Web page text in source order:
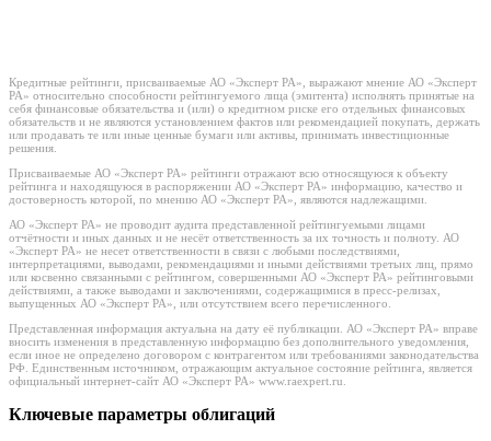
Кредитные рейтинги, присваиваемые АО «Эксперт РА», выражают мнение АО «Эксперт
РА» относительно способности рейтингуемого лица (эмитента) исполнять принятые на
себя финансовые обязательства и (или) о кредитном риске его отдельных финансовых
обязательств и не являются установлением фактов или рекомендацией покупать, держать
или продавать те или иные ценные бумаги или активы, принимать инвестиционные
решения.
Присваиваемые АО «Эксперт РА» рейтинги отражают всю относящуюся к объекту
рейтинга и находящуюся в распоряжении АО «Эксперт РА» информацию, качество и
достоверность которой, по мнению АО «Эксперт РА», являются надлежащими.
АО «Эксперт РА» не проводит аудита представленной рейтингуемыми лицами
отчётности и иных данных и не несёт ответственность за их точность и полноту. АО
«Эксперт РА» не несет ответственности в связи с любыми последствиями,
интерпретациями, выводами, рекомендациями и иными действиями третьих лиц, прямо
или косвенно связанными с рейтингом, совершенными АО «Эксперт РА» рейтинговыми
действиями, а также выводами и заключениями, содержащимися в пресс-релизах,
выпущенных АО «Эксперт РА», или отсутствием всего перечисленного.
Представленная информация актуальна на дату её публикации. АО «Эксперт РА» вправе
вносить изменения в представленную информацию без дополнительного уведомления,
если иное не определено договором с контрагентом или требованиями законодательства
РФ. Единственным источником, отражающим актуальное состояние рейтинга, является
официальный интернет-сайт АО «Эксперт РА» www.raexpert.ru.
Ключевые параметры облигаций